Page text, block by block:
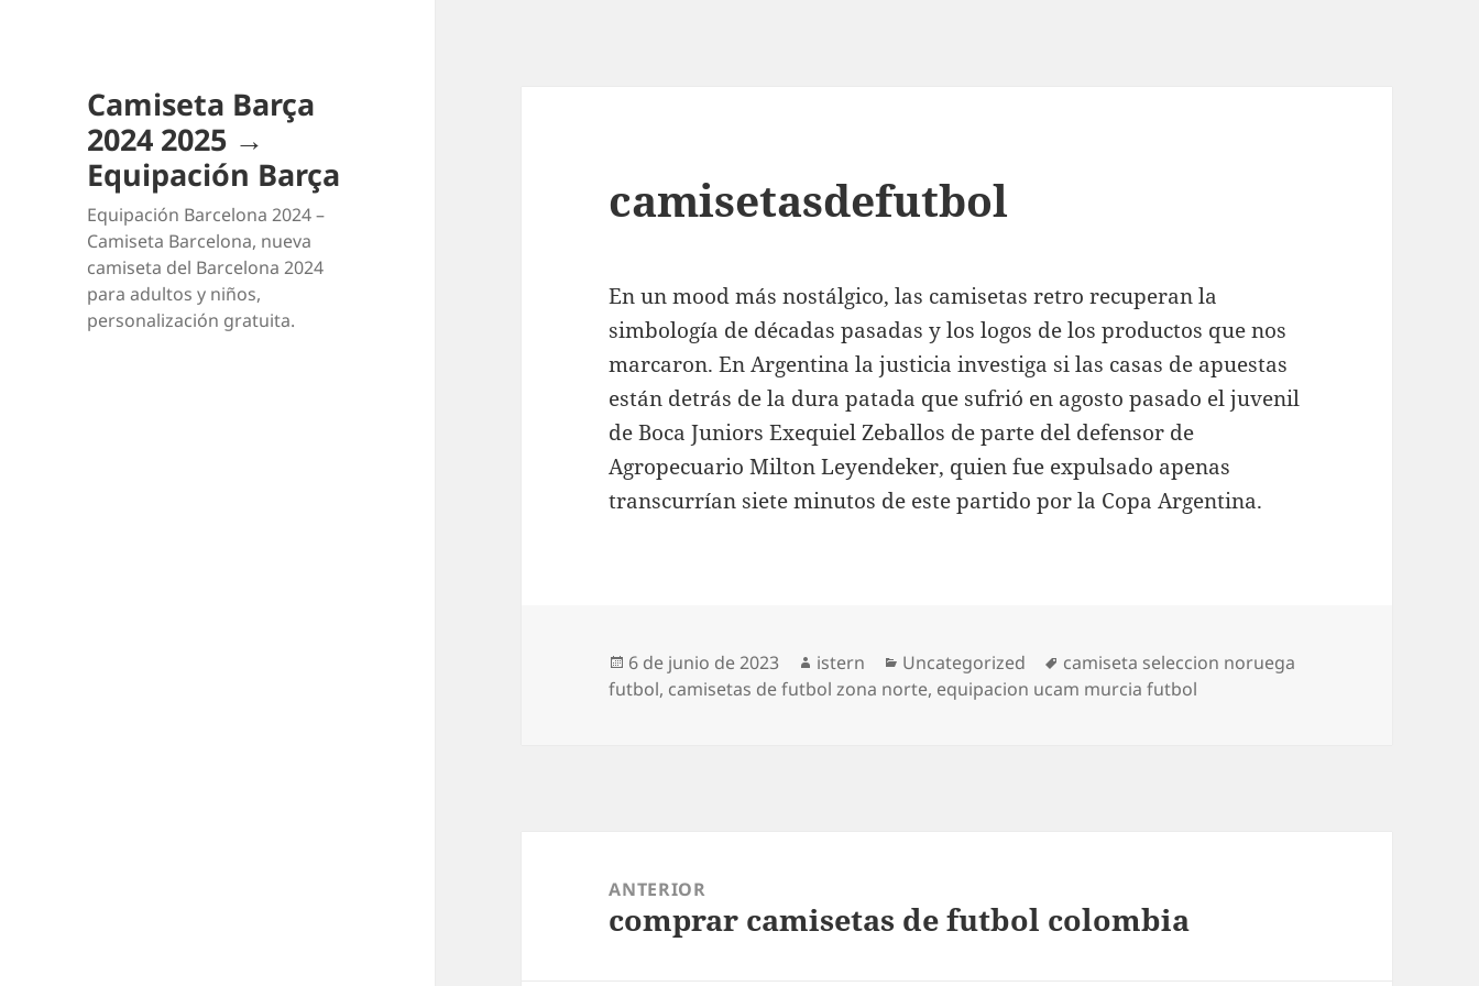
Camiseta Barça
2024 2025 →
Equipación Barça
Equipación Barcelona 2024 –
Camiseta Barcelona, nueva
camiseta del Barcelona 2024
para adultos y niños,
personalización gratuita.
camisetasdefutbol
En un mood más nostálgico, las camisetas retro recuperan la
simbología de décadas pasadas y los logos de los productos que nos
marcaron. En Argentina la justicia investiga si las casas de apuestas
están detrás de la dura patada que sufrió en agosto pasado el juvenil
de Boca Juniors Exequiel Zeballos de parte del defensor de
Agropecuario Milton Leyendeker, quien fue expulsado apenas
transcurrían siete minutos de este partido por la Copa Argentina.
Publicado
el
6 de junio de 2023 Autor
istern Categorías
Uncategorized Etiquetas
camiseta seleccion noruega
futbol, camisetas de futbol zona norte, equipacion ucam murcia futbol
entradas
ANTERIOR
Entrada
comprar camisetas de futbol colombia